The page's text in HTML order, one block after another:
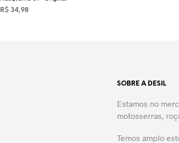
R$ 34,98
SOBRE A DESIL
Estamos no
motosserras,
Temos amplo